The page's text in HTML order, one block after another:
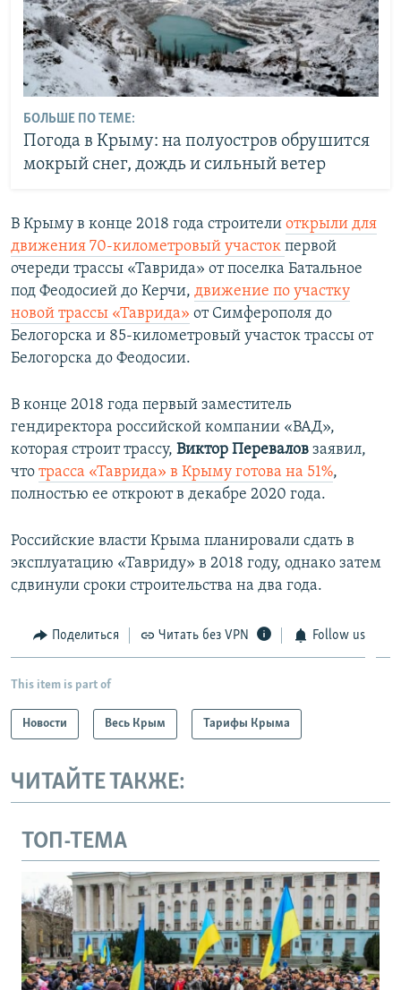
БОЛЬШЕ ПО ТЕМЕ:
Погода в Крыму: на полуостров обрушится
мокрый снег, дождь и сильный ветер
В Крыму в конце 2018 года строители открыли для
движения 70-километровый участок первой
очереди трассы «Таврида» от поселка Батальное
под Феодосией до Керчи, движение по участку
новой трассы «Таврида» от Симферополя до
Белогорска и 85-километровый участок трассы от
Белогорска до Феодосии.
В конце 2018 года первый заместитель
гендиректора российской компании «ВАД»,
которая строит трассу, Виктор Перевалов заявил,
что трасса «Таврида» в Крыму готова на 51%,
полностью ее откроют в декабре 2020 года.
Российские власти Крыма планировали сдать в
эксплуатацию «Тавриду» в 2018 году, однако затем
сдвинули сроки строительства на два года.
Поделиться Читать без VPN Follow us
This item is part of
Новости Весь Крым Тарифы Крыма
ЧИТАЙТЕ ТАКЖЕ:
ТОП-ТЕМА